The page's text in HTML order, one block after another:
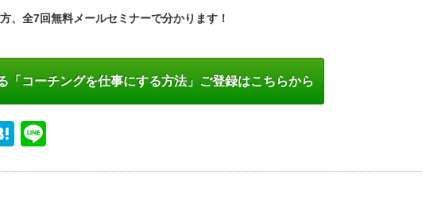
、全7回無料メールセミナーで分かります！
「コーチングを仕事にする方法」ご登録はこちらから
Hatena